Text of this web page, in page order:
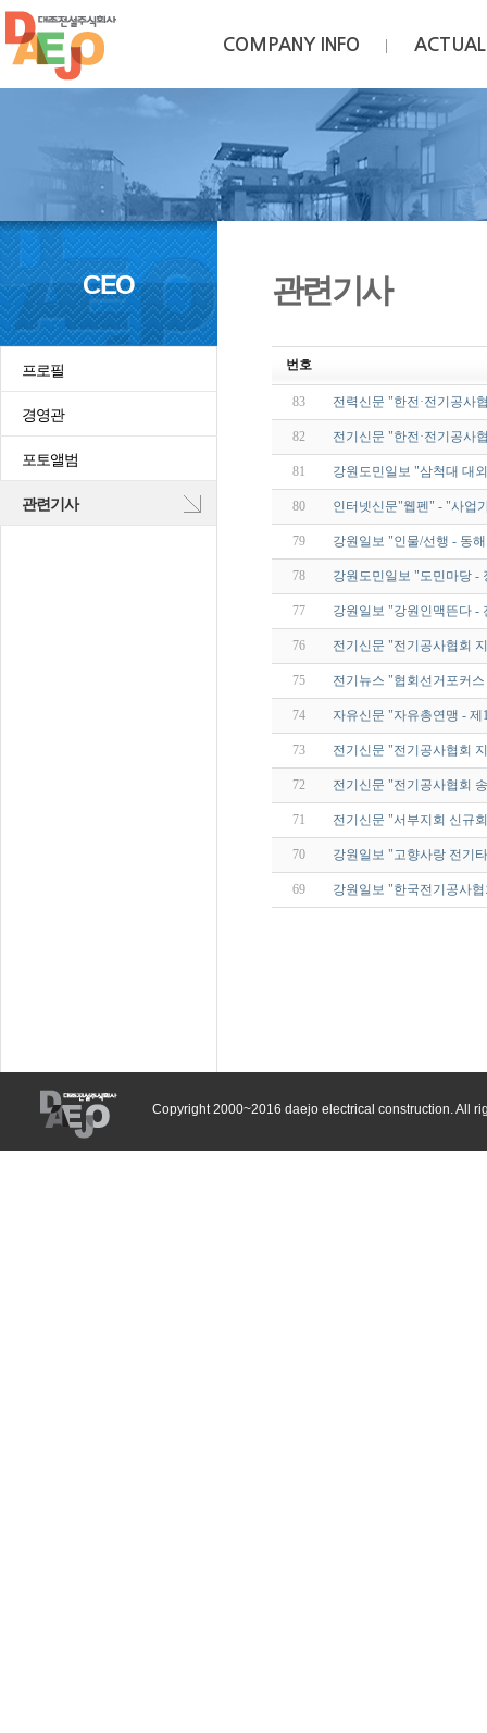
COMPANY INFO ACTUAL
CEO
프로필
경영관
포토앨범
관련기사
관련기사
번호
83 전력신문 "한전·전기공사
82 전기신문 "한전·전기공사
81 강원도민일보 "삼척대 대
80 인터넷신문"웹펜" - "사업
79 강원일보 "인물/선행 - 동
78 강원도민일보 "도민마당 -
77 강원일보 "강원인맥뜬다 -
76 전기신문 "전기공사협회
75 전기뉴스 "협회선거포커
74 자유신문 "자유총연맹 -
73 전기신문 "전기공사협회
72 전기신문 "전기공사협회
71 전기신문 "서부지회 신규
70 강원일보 "고향사랑 전기
69 강원일보 "한국전기공사
Copyright 2000~2016 daejo electrical construction. All